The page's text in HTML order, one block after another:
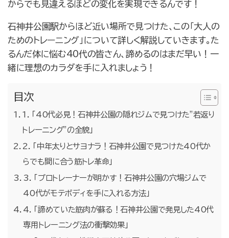
からでも見違えるほどの変化を実現できるんです！
石神井公園駅からほど近い場所で見つけた、この「大人の
ためのトレーニング」について詳しく解説していきます。た
るんだ体に悩む40代の皆さん、諦めるのはまだ早い！一
緒に理想のカラダを手に入れましょう！
目次
1. 「40代必見！石神井公園の隠れジムで見つけた”若返り
トレーニング”の全貌」
2. 「中年太りとサヨナラ！石神井公園で見つけた40代か
らでも間に合う筋トレ革命」
3. 「プロトレーナーが明かす！石神井公園の穴場ジムで
40代がモテボディを手に入れる方法」
4. 「諦めていた筋肉が蘇る！石神井公園で発見した40代
専用トレーニング法の衝撃効果」